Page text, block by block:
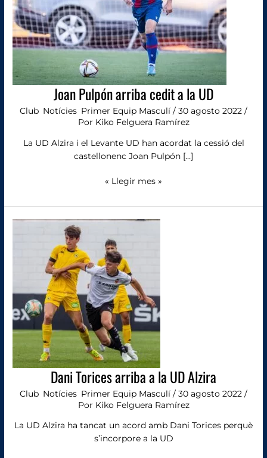
Joan Pulpón arriba cedit a la UD
Club Notícies Primer Equip Masculí / 30 agosto 2022 /
Por Kiko Felguera Ramírez
La UD Alzira i el Levante UD han acordat la cessió del
castellonenc Joan Pulpón […]
« Llegir mes »
Dani Torices arriba a la UD Alzira
Club Notícies Primer Equip Masculí / 30 agosto 2022 /
Por Kiko Felguera Ramírez
La UD Alzira ha tancat un acord amb Dani Torices perquè
s’incorpore a la UD
arriba
a
la
UD
Alzira